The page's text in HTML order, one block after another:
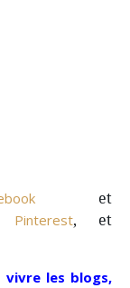
et
Pinterest, et
les blogs,